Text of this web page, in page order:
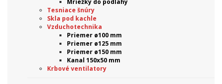
Tesniace šnúry
Skla pod kachle
Vzduchotechnika
Priemer ø100 mm
Priemer ø125 mm
Priemer ø150 mm
Kanal 150x50 mm
Krbové ventilatory